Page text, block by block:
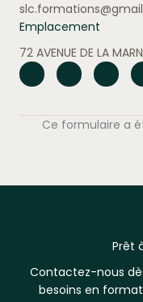
Emplacement
72 AVENUE DE LA
Ce formulaire a
Prêt
Contactez-nous
besoins en